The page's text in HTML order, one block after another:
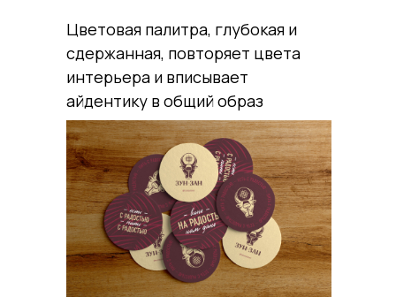
Цветовая палитра, глубокая и
сдержанная, повторяет цвета
интерьера и вписывает
айдентику в общий образ
ресторана.